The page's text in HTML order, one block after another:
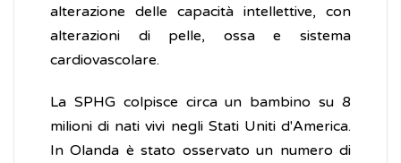
alterazione delle capacità intellettive, con
alterazioni di pelle, ossa e sistema
cardiovascolare.
La SPHG colpisce circa un bambino su 8
milioni di nati vivi negli Stati Uniti d'America.
In Olanda è stato osservato un numero di